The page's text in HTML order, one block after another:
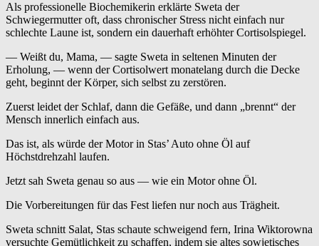
Als professionelle Biochemikerin erklärte Sweta der
Schwiegermutter oft, dass chronischer Stress nicht einfach nur
schlechte Laune ist, sondern ein dauerhaft erhöhter Cortisolspiegel.
— Weißt du, Mama, — sagte Sweta in seltenen Minuten der
Erholung, — wenn der Cortisolwert monatelang durch die Decke
geht, beginnt der Körper, sich selbst zu zerstören.
Zuerst leidet der Schlaf, dann die Gefäße, und dann „brennt“ der
Mensch innerlich einfach aus.
Das ist, als würde der Motor in Stas’ Auto ohne Öl auf
Höchstdrehzahl laufen.
Jetzt sah Sweta genau so aus — wie ein Motor ohne Öl.
Die Vorbereitungen für das Fest liefen nur noch aus Trägheit.
Sweta schnitt Salat, Stas schaute schweigend fern, Irina Wiktorowna
versuchte Gemütlichkeit zu schaffen, indem sie altes sowjetisches